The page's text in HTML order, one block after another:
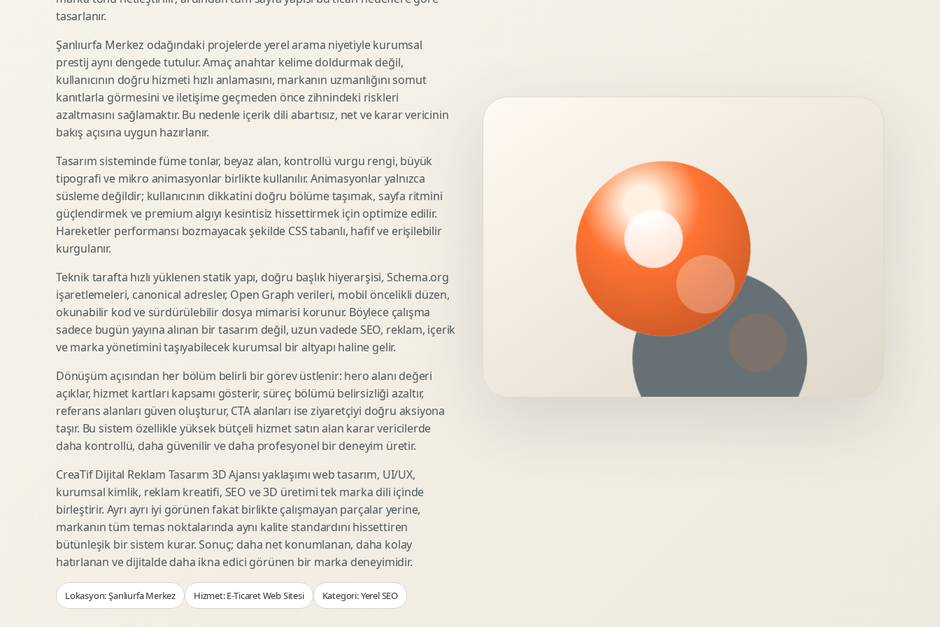
SEO Icerik Stratejisi
Schema Markup Optimizasyonu 3D Lansman Filmi Teknik Modelleme
Premium Ambalaj Tasarimi
Etiket Tasarimi
Kutu Tasarimi
Raf Gorunurlugu
Gida Ambalaj Tasarimi
Kozmetik Ambalaj Tasarimi
E Ticaret Kutu Tasarimi
Ambalaj Mockup Tasarimi
Afis Tasarimi
Brosur Tasarimi
Sosyal Medya Gorsel Tasarimi
Sunum Tasarimi
Katalog Tasarimi
Infografik Tasarimi
Fuaye Gorsel Tasarimi
Kurumsal Ilan Tasarimi
Marka Stratejisi
Marka Konumlandirma
Rekabet Analizi
Hedef Kitle Analizi
Marka Mimarisi
Deger Onerisi Tasarimi
Pazara Giris Stratejisi
Shopify Tasarim
Woocommerce Tasarim
Eticaret UX Optimizasyonu
Kategori Sayfasi Tasarimi
Sepet Odeme UX
Eticaret SEO Altyapisi
Lead Generation Landing Page
Reklam Landing Page
Webinar Landing Page
App Landing Page
Form Optimizasyonu
Sales Page Tasarimi
Display Banner Tasarimi
Video Reklam Kreatifi
Outdoor Reklam Tasarimi
Performans Kreatif Seti
Story Reklam Tasarimi
Statik Reklam Gorseli
Motion Banner Tasarimi
Logo Animasyonu
Mikro Animasyon Tasarimi
Reklam Motion Video
Arayuz Animasyonu
Sosyal Medya Motion
Webgl Deneyim Tasarimi
AI Gorsel Konsept
No Code Prototip
Veri Gorsellestirme
tasarlanır.
Şanlıurfa Merkez odağındaki projelerde yerel arama niyetiyle kurumsal
prestij aynı dengede tutulur. Amaç anahtar kelime doldurmak değil,
kullanıcının doğru hizmeti hızlı anlamasını, markanın uzmanlığını somut
kanıtlarla görmesini ve iletişime geçmeden önce zihnindeki riskleri
azaltmasını sağlamaktır. Bu nedenle içerik dili abartısız, net ve karar vericinin
bakış açısına uygun hazırlanır.
Tasarım sisteminde füme tonlar, beyaz alan, kontrollü vurgu rengi, büyük
tipografi ve mikro animasyonlar birlikte kullanılır. Animasyonlar yalnızca
süsleme değildir; kullanıcının dikkatini doğru bölüme taşımak, sayfa ritmini
güçlendirmek ve premium algıyı kesintisiz hissettirmek için optimize edilir.
Hareketler performansı bozmayacak şekilde CSS tabanlı, hafif ve erişilebilir
kurgulanır.
Teknik tarafta hızlı yüklenen statik yapı, doğru başlık hiyerarşisi, Schema.org
işaretlemeleri, canonical adresler, Open Graph verileri, mobil öncelikli düzen,
okunabilir kod ve sürdürülebilir dosya mimarisi korunur. Böylece çalışma
sadece bugün yayına alınan bir tasarım değil, uzun vadede SEO, reklam, içerik
ve marka yönetimini taşıyabilecek kurumsal bir altyapı haline gelir.
Dönüşüm açısından her bölüm belirli bir görev üstlenir: hero alanı değeri
açıklar, hizmet kartları kapsamı gösterir, süreç bölümü belirsizliği azaltır,
referans alanları güven oluşturur, CTA alanları ise ziyaretçiyi doğru aksiyona
taşır. Bu sistem özellikle yüksek bütçeli hizmet satın alan karar vericilerde
daha kontrollü, daha güvenilir ve daha profesyonel bir deneyim üretir.
CreaTif Dijital Reklam Tasarım 3D Ajansı yaklaşımı web tasarım, UI/UX,
kurumsal kimlik, reklam kreatifi, SEO ve 3D üretimi tek marka dili içinde
birleştirir. Ayrı ayrı iyi görünen fakat birlikte çalışmayan parçalar yerine,
markanın tüm temas noktalarında aynı kalite standardını hissettiren
bütünleşik bir sistem kurar. Sonuç; daha net konumlanan, daha kolay
hatırlanan ve dijitalde daha ikna edici görünen bir marka deneyimidir.
Lokasyon: Şanlıurfa Merkez Hizmet: E-Ticaret Web Sitesi Kategori: Yerel SEO